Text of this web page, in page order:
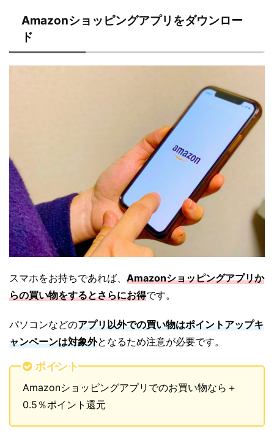
Amazonショッピングアプリをダウンロー
ド
スマホをお持ちであれば、 Amazonショッピングアプリか
らの買い物をするとさらにお得です。
パソコンなどのアプリ以外での買い物はポイントアップキ
ャンペーンは対象外となるため注意が必要です。
ポイント
Amazonショッピングアプリでのお買い物なら＋
0.5％ポイント還元